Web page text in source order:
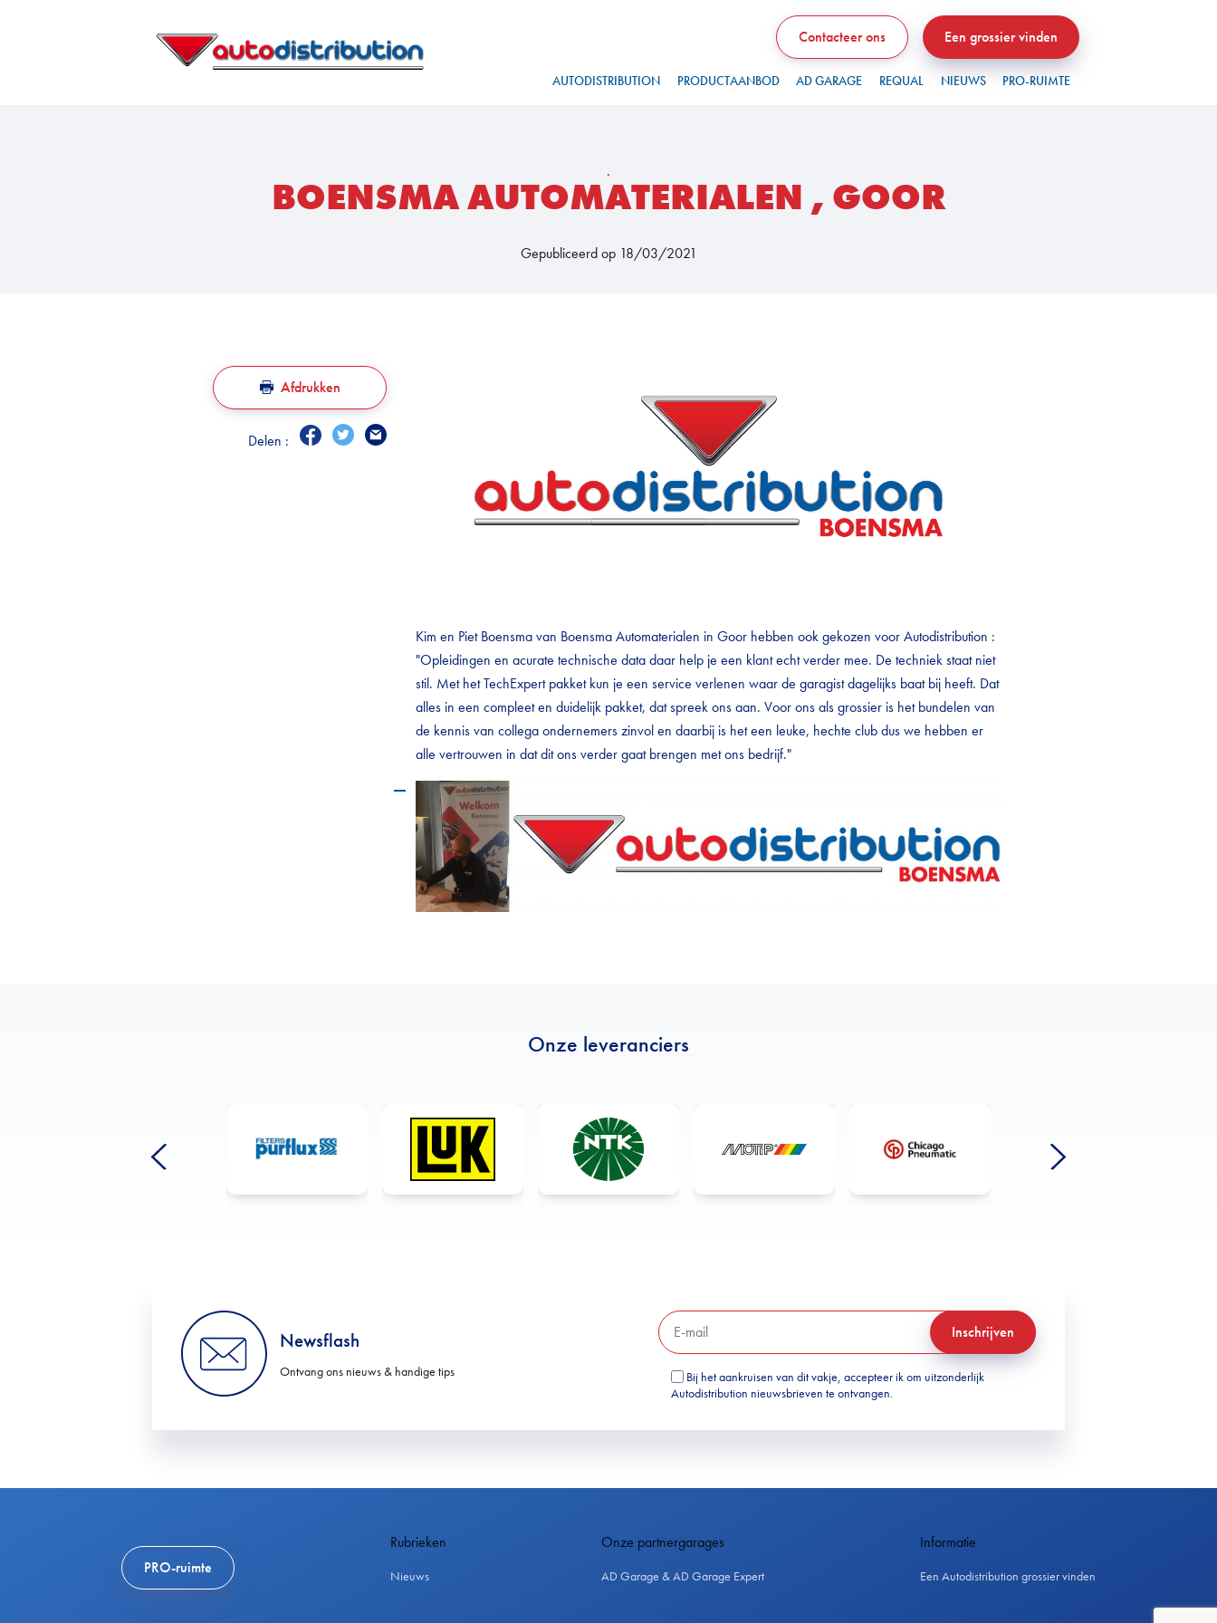
Contacteer ons Een grossier vinden
AUTODISTRIBUTION PRODUCTAANBOD AD GARAGE REQUAL NIEUWS PRO-RUIMTE
.
BOENSMA AUTOMATERIALEN , GOOR
Gepubliceerd op 18/03/2021
Afdrukken
Delen :
Kim en Piet Boensma van Boensma Automaterialen in Goor hebben ook gekozen voor Autodistribution :
"Opleidingen en acurate technische data daar help je een klant echt verder mee. De techniek staat niet
stil. Met het TechExpert pakket kun je een service verlenen waar de garagist dagelijks baat bij heeft. Dat
alles in een compleet en duidelijk pakket, dat spreek ons aan. Voor ons als grossier is het bundelen van
de kennis van collega ondernemers zinvol en daarbij is het een leuke, hechte club dus we hebben er
alle vertrouwen in dat dit ons verder gaat brengen met ons bedrijf."
Onze leveranciers
Newsflash
Ontvang ons nieuws & handige tips
Inschrijven
Bij het aankruisen van dit vakje, accepteer ik om uitzonderlijk
Autodistribution nieuwsbrieven te ontvangen.
PRO-ruimte
Rubrieken
Nieuws
Onze partnergarages
AD Garage & AD Garage Expert
Informatie
Een Autodistribution grossier vinden